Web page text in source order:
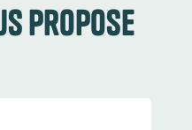
propose